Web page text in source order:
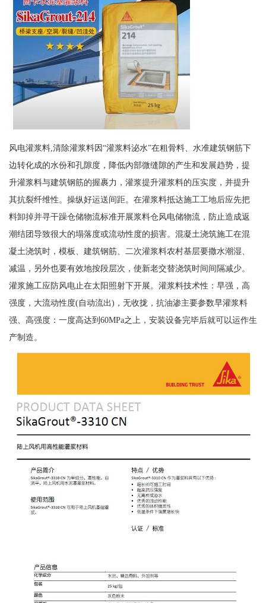
风电灌浆料,清除灌浆料因“灌浆料泌水”在粗骨料、水准建筑钢筋下
边转化成的水份和孔隙度，降低內部微缝隙的产生和发展趋势，提
升灌浆料与建筑钢筋的握裹力，灌浆提升灌浆料的压实度，并提升
其抗裂纤维性。操纵好运送间距。在灌浆料抵达施工工地后应先把
料卸掉并寻干躁仓储物流标准开展浆料仓风电储物流，防止造成返
潮结团导致很大的塌落度或流动性度的损害。混凝土浇筑施工在混
凝土浇筑时，模板、建筑钢筋、二次灌浆料农村基层要撒水潮湿、
减温，另外也要有效地按段层次，使新老交替浇筑时间间隔减少。
灌浆施工应防风电止在太阳照射下开展。灌浆料技术性：早强，高
强度，大流动性度(自动流出)，无收拢，抗油渗主要参数早灌浆料
强、高强度：一度高达到60MPa之上，安装设备完毕后就可以运作生
产制造。